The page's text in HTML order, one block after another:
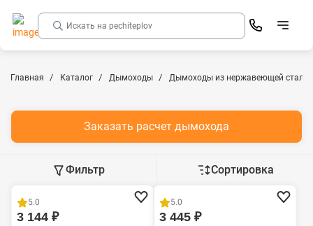
Главная Каталог Дымоходы Дымоходы из нержавеющей стали
Заказать расчет дымохода
Фильтр Сортировка
Хит продаж
5.0
3 144 ₽
Хит продаж
5.0
3 445 ₽